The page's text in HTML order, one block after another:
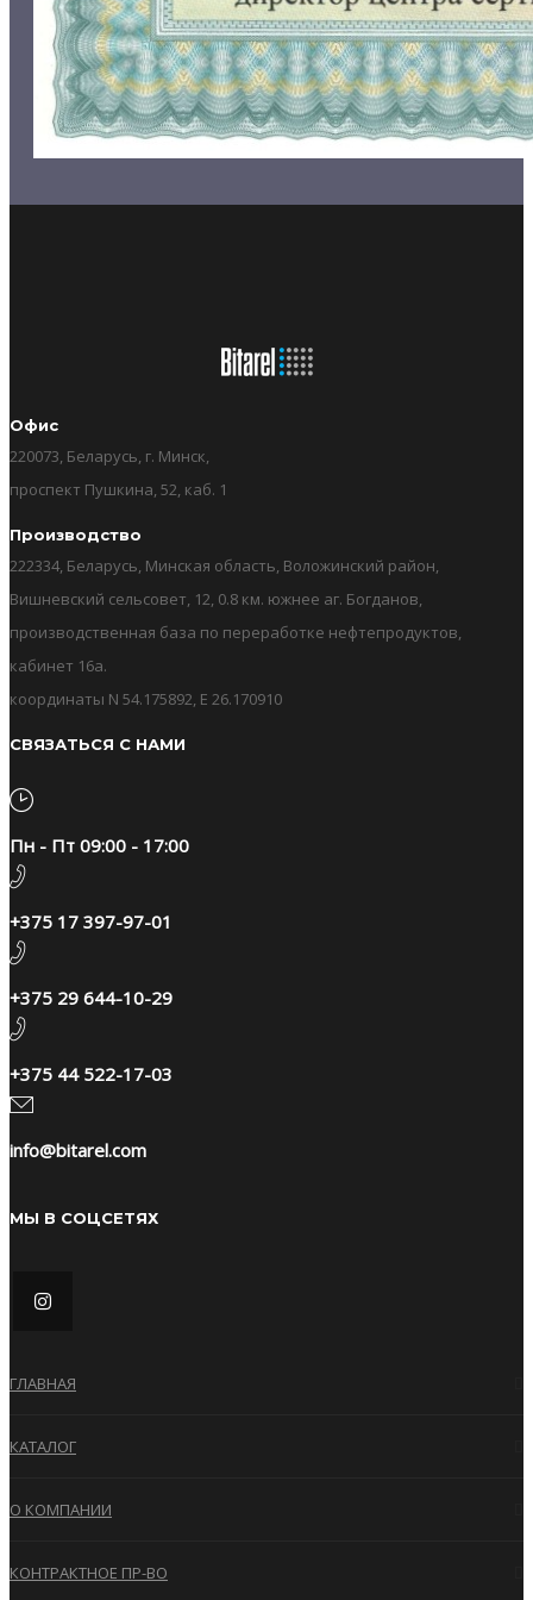
Офис
220073, Беларусь, г. Минск,
проспект Пушкина, 52, каб. 1
Производство
222334, Беларусь, Минская область, Воложинский район,
Вишневский сельсовет, 12, 0.8 км. южнее аг. Богданов,
производственная база по переработке нефтепродуктов,
кабинет 16а.
координаты N 54.175892, E 26.170910
СВЯЗАТЬСЯ С НАМИ
Пн - Пт 09:00 - 17:00
+375 17 397-97-01
+375 29 644-10-29​
+375 44 522-17-03
info@bitarel.com
МЫ В СОЦСЕТЯХ
ГЛАВНАЯ
КАТАЛОГ
О КОМПАНИИ
КОНТРАКТНОЕ ПР-ВО